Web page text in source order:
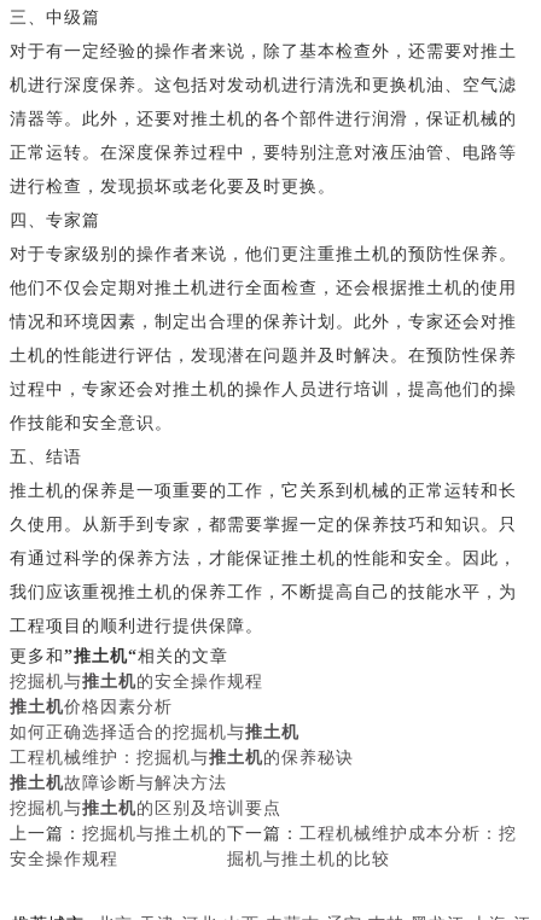
三、中级篇
对于有一定经验的操作者来说，除了基本检查外，还需要对推土
机进行深度保养。这包括对发动机进行清洗和更换机油、空气滤
清器等。此外，还要对推土机的各个部件进行润滑，保证机械的
正常运转。在深度保养过程中，要特别注意对液压油管、电路等
进行检查，发现损坏或老化要及时更换。
四、专家篇
对于专家级别的操作者来说，他们更注重推土机的预防性保养。
他们不仅会定期对推土机进行全面检查，还会根据推土机的使用
情况和环境因素，制定出合理的保养计划。此外，专家还会对推
土机的性能进行评估，发现潜在问题并及时解决。在预防性保养
过程中，专家还会对推土机的操作人员进行培训，提高他们的操
作技能和安全意识。
五、结语
推土机的保养是一项重要的工作，它关系到机械的正常运转和长
久使用。从新手到专家，都需要掌握一定的保养技巧和知识。只
有通过科学的保养方法，才能保证推土机的性能和安全。因此，
我们应该重视推土机的保养工作，不断提高自己的技能水平，为
工程项目的顺利进行提供保障。
更多和 ”推土机“相关的文章
挖掘机与推土机的安全操作规程
推土机价格因素分析
如何正确选择适合的挖掘机与推土机
工程机械维护：挖掘机与推土机的保养秘诀
推土机故障诊断与解决方法
挖掘机与推土机的区别及培训要点
上一篇： 挖掘机与推土机的
安全操作规程
下一篇： 工程机械维护成本分析：挖
掘机与推土机的比较